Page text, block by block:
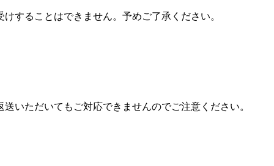
することはできません。予めご了承ください。
いただいてもご対応できませんのでご注意ください。